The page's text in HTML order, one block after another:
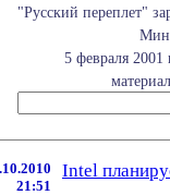
"Русский переплет"
5 февраля
21:51
Intel